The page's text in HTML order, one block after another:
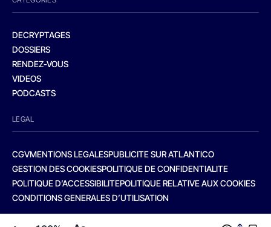
DECRYPTAGES
DOSSIERS
RENDEZ-VOUS
VIDEOS
PODCASTS
LEGAL
CGVMENTIONS LEGALESPUBLICITE SUR ATLANTICO
GESTION DES COOKIESPOLITIQUE DE CONFIDENTIALITE
POLITIQUE D’ACCESSIBILITEPOLITIQUE RELATIVE AUX COOKIES
CONDITIONS GENERALES D’UTILISATION